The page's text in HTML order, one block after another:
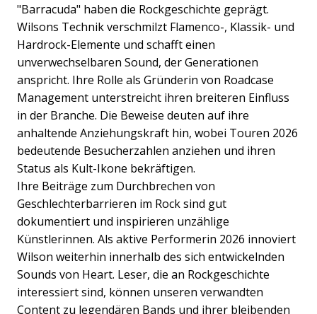
"Barracuda" haben die Rockgeschichte geprägt.
Wilsons Technik verschmilzt Flamenco-, Klassik- und
Hardrock-Elemente und schafft einen
unverwechselbaren Sound, der Generationen
anspricht. Ihre Rolle als Gründerin von Roadcase
Management unterstreicht ihren breiteren Einfluss
in der Branche. Die Beweise deuten auf ihre
anhaltende Anziehungskraft hin, wobei Touren 2026
bedeutende Besucherzahlen anziehen und ihren
Status als Kult-Ikone bekräftigen.
Ihre Beiträge zum Durchbrechen von
Geschlechterbarrieren im Rock sind gut
dokumentiert und inspirieren unzählige
Künstlerinnen. Als aktive Performerin 2026 innoviert
Wilson weiterhin innerhalb des sich entwickelnden
Sounds von Heart. Leser, die an Rockgeschichte
interessiert sind, können unseren verwandten
Content zu legendären Bands und ihrer bleibenden